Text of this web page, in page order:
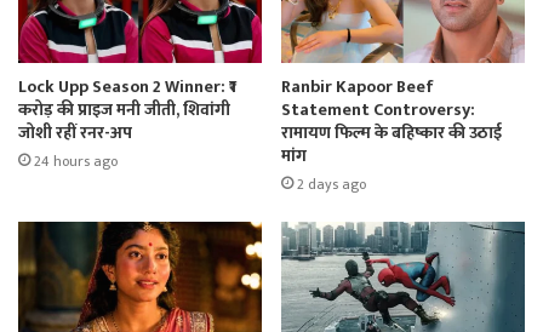
Lock Upp Season 2 Winner: ₹1
करोड़ की प्राइज मनी जीती, शिवांगी
जोशी रहीं रनर-अप
24 hours ago
Ranbir Kapoor Beef
Statement Controversy:
रामायण फिल्म के बहिष्कार की उठाई
मांग
2 days ago